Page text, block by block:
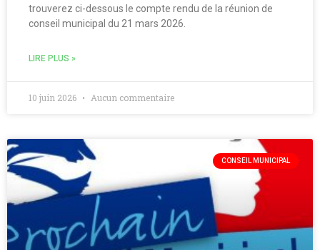
trouverez ci-dessous le compte rendu de la réunion de
conseil municipal du 21 mars 2026.
LIRE PLUS »
10 juin 2026 Aucun commentaire
CONSEIL MUNICIPAL